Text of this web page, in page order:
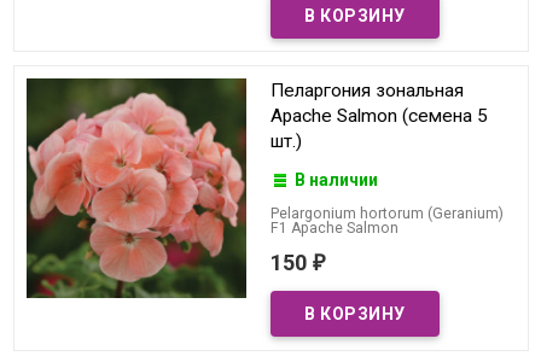
Пеларгония зональная
Apache Salmon (семена 5
шт.)
В наличии
Pelargonium hortorum (Geranium)
F1 Apache Salmon
150 ₽